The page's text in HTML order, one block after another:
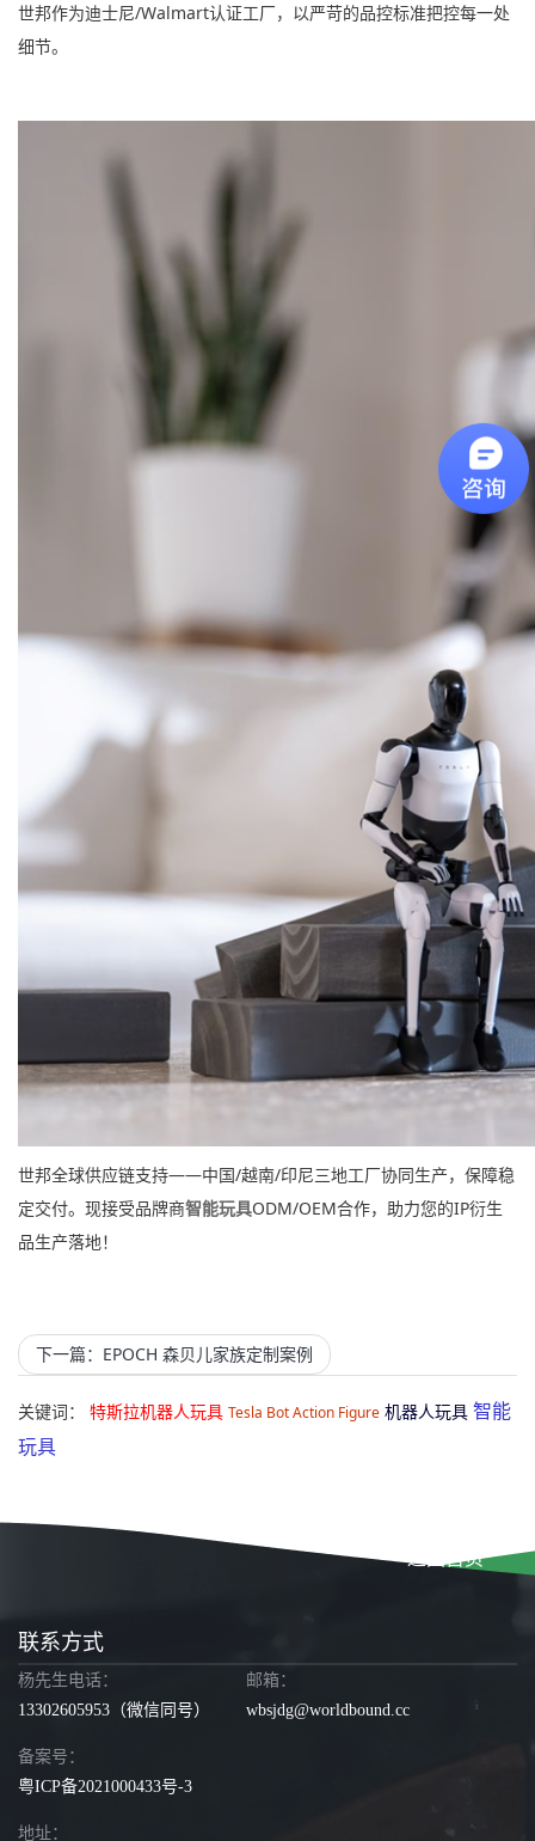
世邦作为‌迪士尼/Walmart认证工厂‌，以严苛的‌品控标准‌把控每一处
细节。
世邦全球供应链支持‌——中国/越南/印尼三地工厂协同生产，保障稳
定交付。现接受品牌商智能玩具ODM/OEM合作，助力您的IP衍生
品生产落地！
下一篇：EPOCH 森贝儿家族定制案例
关键词： 特斯拉机器人玩具 Tesla Bot Action Figure 机器人玩具 智能
玩具
返回首页
联系方式
杨先生电话：
13302605953 （微信同号）
邮箱：
wbsjdg@worldbound.cc
备案号：
粤ICP备2021000433号-3
地址：